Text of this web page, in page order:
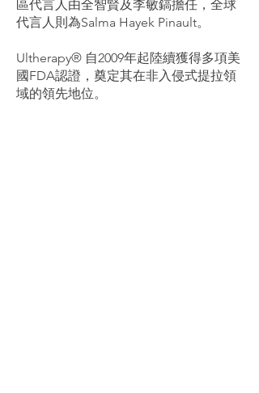
區代言人由全智賢及李敏鎬擔任，全球
代言人則為Salma Hayek Pinault。
Ultherapy® 自2009年起陸續獲得多項美
國FDA認證，奠定其在非入侵式提拉領
域的領先地位。